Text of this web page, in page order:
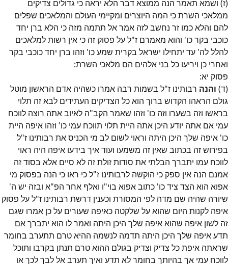
(ז) ושמא תאמר הנה ממוצא דבר הלא יראה כי גדולים צדיקים
ממלאכי השרת כי המה היוצרים ומקיימי העולם והמלאכים שפלים
להם והלא כמו זר נחשב לזה אמר אל תתמה מזה כי הלא ברן יחד
כוכבי בקר כו' והוא מאמרם ז"ל על פסוק זה כי אין רשות למלאכים
להלל לה' עד יתחילו ישראל בקרית שמע כו' וזהו ברן יחד כוכבי בקר
ואחרי כן ויריעו כל בני אלהים הם מלאכי השרת:
פסוק יא:
(ד) והנה רבותינו ז"ל בשמות רבה אמרו כשהיה אדם הראשון מוטל
גולם הראהו הקדוש ברוך הוא כל הצדיקים העתידים לבא זה תלוי
בראשו וזה בשערו וזה כו' וזהו שאמר הקב"ה לאיוב אתה רוצה לווכח
עמי אם אתה יודע היכן אתה היית תלוי תווכח עמי כו' וזהו איפה היית
כו' איפה שלך היכן היתה וראוי לשום לב מי הכניס את רבותינו ז"ל
בפירוש זה בכתוב שאין זה משמעו ועוד איך בידעו איפה היה ראוי
לווכח עמו יתברך הבלתי את סודות זולת זה לא סיים אלא בסוד זה
אמנם הנה אין ספק כי הוקשה לרבותינו ז"ל כי ראו כי הנה בפסוק מי
אפוא הוא הצד ציד כו' כתוב אפוא בוי"ו ואלף אחר הפ"א ובזה יש ה'
שיורה שהיה שם מדה לפי המסורת וכענין דרשת רבותינו ז"ל על פסוק
איפה לקנות היום שהוא על שלקטה כאיפה שעורים על כן אמרו שגם
זה לשון איפה שהוא איפה שלך היכן היתה ואמר לו הוא יתברך אם
תדע איפה שלך היכן היתה תדמה לנשמה ההיא טרם תתערב בחומר
שראתה איפת כל צדיק וצדיק בגולם ההוא טרם תנתן בקרבו ותוכל
לווכח עמי אך בהיותך בחומר לא תדע ואיך תערב אל לבך לכך או